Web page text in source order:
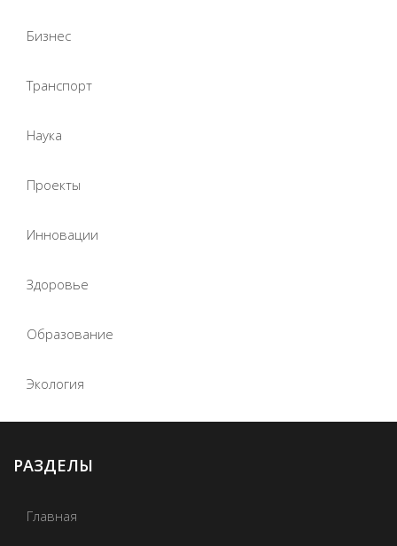
Бизнес
Транспорт
Наука
Проекты
Инновации
Здоровье
Образование
Экология
РАЗДЕЛЫ
Главная